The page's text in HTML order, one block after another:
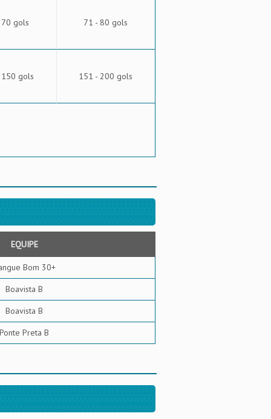
gols 71 - 80 gols
gols 151 - 200 gols
EQUIPE
Bom 30+
Boavista B
Boavista B
Ponte Preta B